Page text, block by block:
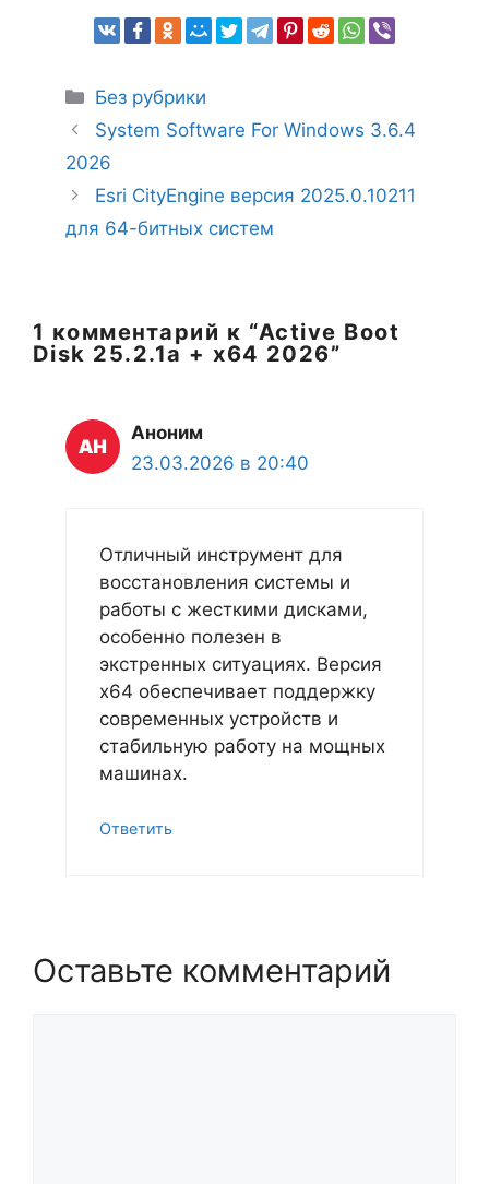
Рубрики
Без рубрики
System Software For Windows 3.6.4
2026
Esri CityEngine версия 2025.0.10211
для 64-битных систем
1 комментарий к “Active Boot
Disk 25.2.1a + x64 2026”
Аноним
23.03.2026 в 20:40
Отличный инструмент для
восстановления системы и
работы с жесткими дисками,
особенно полезен в
экстренных ситуациях. Версия
x64 обеспечивает поддержку
современных устройств и
стабильную работу на мощных
машинах.
Ответить
Оставьте комментарий